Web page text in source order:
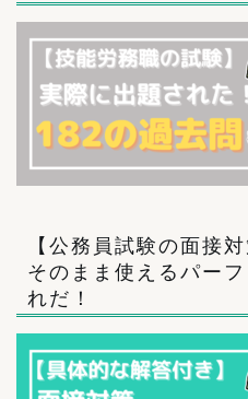
【公務員試験の面接
そのまま使えるパー
れだ！